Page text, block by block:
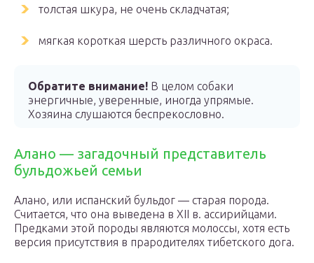
толстая шкура, не очень складчатая;
мягкая короткая шерсть различного окраса.
Обратите внимание! В целом собаки
энергичные, уверенные, иногда упрямые.
Хозяина слушаются беспрекословно.
Алано — загадочный представитель
бульдожьей семьи
Алано, или испанский бульдог — старая порода.
Считается, что она выведена в XII в. ассирийцами.
Предками этой породы являются молоссы, хотя есть
версия присутствия в прародителях тибетского дога.